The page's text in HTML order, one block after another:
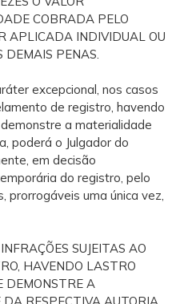
COBRADA PELO
APLICADA INDIVIDUAL OU
PENAS.
excepcional, nos casos
de registro, havendo
a materialidade
poderá o Julgador do
em decisão
do registro, pelo
prorrogáveis uma única vez,
SUJEITAS AO
HAVENDO LASTRO
DEMONSTRE A
RESPECTIVA AUTORIA,